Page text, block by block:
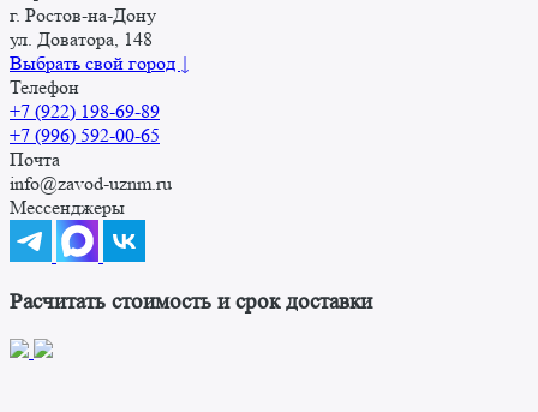
г. Ростов-на-Дону
ул. Доватора, 148
Выбрать свой город ↓
Телефон
+7 (922) 198-69-89
+7 (996) 592-00-65
Почта
info@zavod-uznm.ru
Мессенджеры
Расчитать стоимость и срок доставки